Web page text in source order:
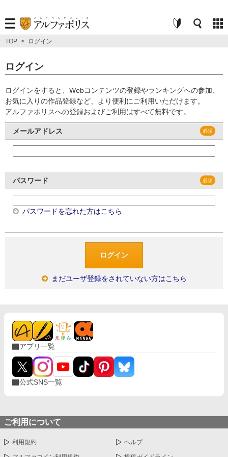
TOP > ログイン
ログイン
ログインをすると、Webコンテンツの登録やランキングへの参加、
お気に入りの作品登録など、より便利にご利用いただけます。
アルファポリスへの登録およびご利用はすべて無料です。
メールアドレス
パスワード
パスワードを忘れた方はこちら
まだユーザ登録をされていない方はこちら
アプリ一覧
公式SNS一覧
ご利用について
利用規約 ヘルプ